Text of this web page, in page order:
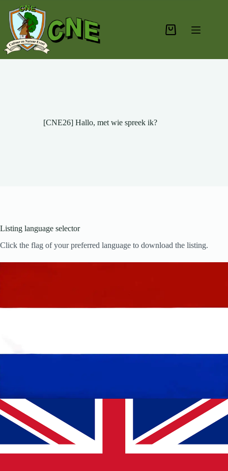
naar
inhoud
Winkelwagen
[CNE26] Hallo, met wie spreek ik?
Listing language selector
Click the flag of your preferred language to download the listing.